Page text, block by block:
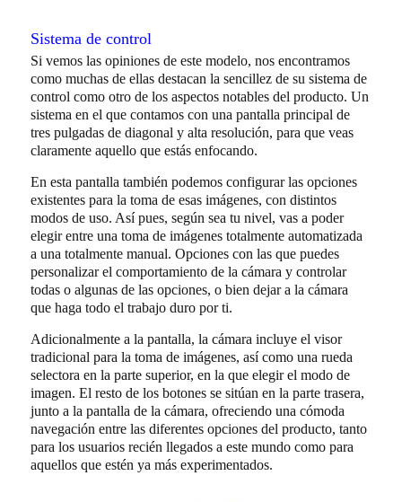
Sistema de control
Si vemos las opiniones de este modelo, nos encontramos
como muchas de ellas destacan la sencillez de su sistema de
control como otro de los aspectos notables del producto. Un
sistema en el que contamos con una pantalla principal de
tres pulgadas de diagonal y alta resolución, para que veas
claramente aquello que estás enfocando.
En esta pantalla también podemos configurar las opciones
existentes para la toma de esas imágenes, con distintos
modos de uso. Así pues, según sea tu nivel, vas a poder
elegir entre una toma de imágenes totalmente automatizada
a una totalmente manual. Opciones con las que puedes
personalizar el comportamiento de la cámara y controlar
todas o algunas de las opciones, o bien dejar a la cámara
que haga todo el trabajo duro por ti.
Adicionalmente a la pantalla, la cámara incluye el visor
tradicional para la toma de imágenes, así como una rueda
selectora en la parte superior, en la que elegir el modo de
imagen. El resto de los botones se sitúan en la parte trasera,
junto a la pantalla de la cámara, ofreciendo una cómoda
navegación entre las diferentes opciones del producto, tanto
para los usuarios recién llegados a este mundo como para
aquellos que estén ya más experimentados.